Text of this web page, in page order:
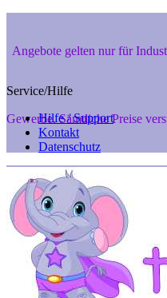
Angebote gelten nur für
Gewerbe. Sämtliche Preise
Private Endverbraucher aus
können aber gerne telef.
Service/Hilfe
Hilfe / Support
Kontakt
Datenschutz